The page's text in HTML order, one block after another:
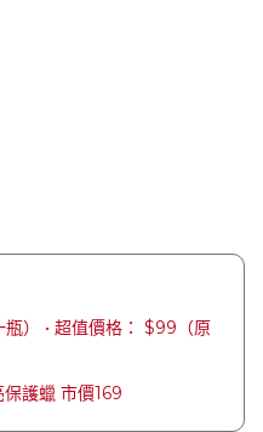
） • 超值價格： $99（原
護蠟 市價169